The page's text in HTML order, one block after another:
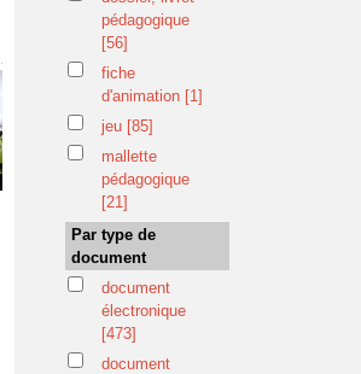
pédagogique
[56]
fiche
d'animation [1]
jeu [85]
mallette
pédagogique
[21]
Par type de
document
document
électronique
[473]
document